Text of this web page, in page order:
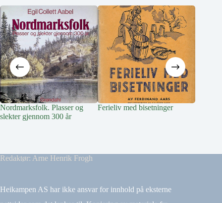
Nordmarksfolk. Plasser og
slekter gjennom 300 år
Ferieliv med bisetninger
Redaktør: Arne Henrik Frogh
Heikampen AS har ikke ansvar for innhold på eksterne